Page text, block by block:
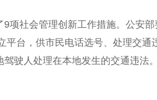
项社会管理创新工作措施。公安
平台，供市民电话选号、处理交
驶人处理在本地发生的交通违法。